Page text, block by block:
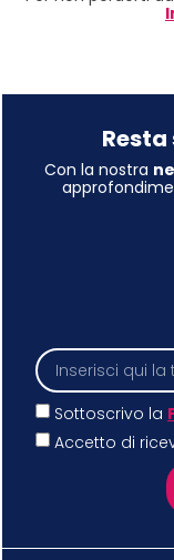
Con la nostra
Sottoscrivo la
Accetto di